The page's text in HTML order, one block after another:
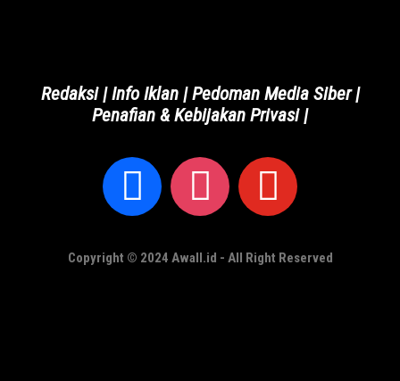
Redaksi|Info Iklan|Pedoman Media Siber|
Penafian & Kebijakan Privasi|
Copyright © 2024 Awall.id - All Right Reserved